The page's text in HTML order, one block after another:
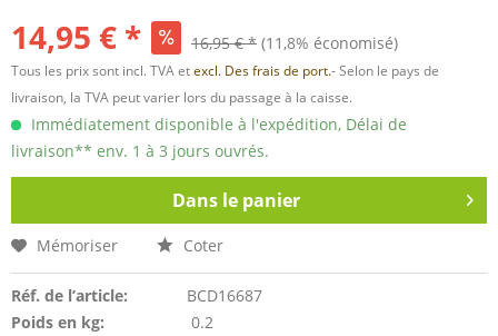
14,95 € * 16,95 € * (11,8% économisé)
Tous les prix sont incl. TVA etexcl. Des frais de port.- Selon le pays de
livraison, la TVA peut varier lors du passage à la caisse.
Immédiatement disponible à l'expédition, Délai de
livraison** env. 1 à 3 jours ouvrés.
Dans le panier
Mémoriser Coter
Réf. de l’article:
BCD16687
Poids en kg:
0.2